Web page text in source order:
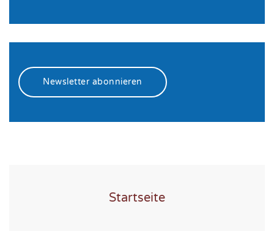
Newsletter abonnieren
Startseite